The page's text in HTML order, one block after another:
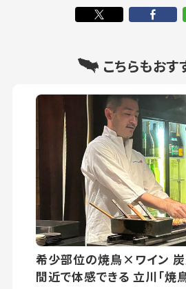
こちらもおす
希少部位の焼鳥×ワイン
間近で体感できる 立川「焼